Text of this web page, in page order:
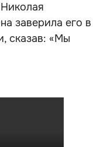
заверила его в
сказав: «Мы